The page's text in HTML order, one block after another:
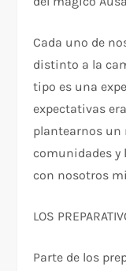
Cada uno de
distinto a la
tipo es una
expectativas
plantearnos un
comunidades y
con nosotros
LOS
Parte de los